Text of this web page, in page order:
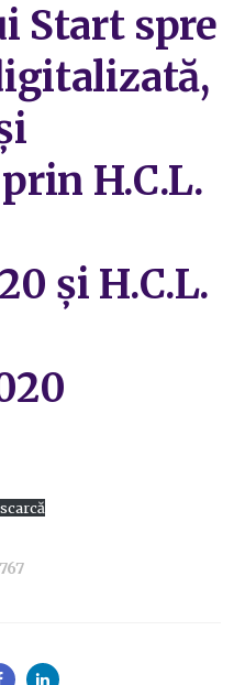
Start spre
H.C.L.
și H.C.L.
767